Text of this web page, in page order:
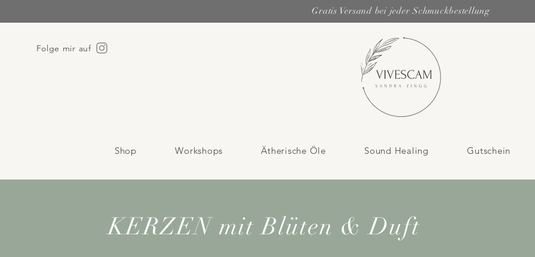
Gratis Versand bei jeder Schmuckbestellung
Folge mir auf
Shop Workshops Ätherische Öle Sound Healing Gutschein
KERZEN mit Blüten & Duft